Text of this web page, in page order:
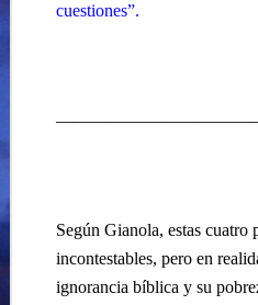
cuestiones”.
Según Gianola, estas cuatro
incontestables, pero en
ignorancia bíblica y su